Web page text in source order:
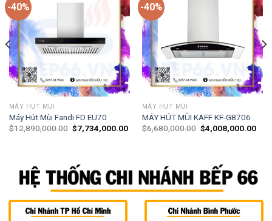
-40%
MÁY HÚT MÙI
Máy Hút Mùi Fandi FD EU70
$12,890,000.00 $7,734,000.00
-40%
MÁY HÚT MÙI
MÁY HÚT MÙI KAFF KF-GB706
$6,680,000.00 $4,008,000.00